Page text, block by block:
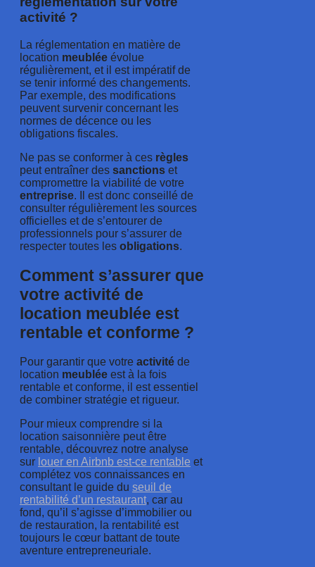
activité ?
La réglementation en matière de
location meublée évolue
régulièrement, et il est impératif de
se tenir informé des changements.
Par exemple, des modifications
peuvent survenir concernant les
normes de décence ou les
obligations fiscales.
Ne pas se conformer à ces règles
peut entraîner des sanctions et
compromettre la viabilité de votre
entreprise. Il est donc conseillé de
consulter régulièrement les sources
officielles et de s’entourer de
professionnels pour s’assurer de
respecter toutes les obligations.
Comment s’assurer que
votre activité de
location meublée est
rentable et conforme ?
Pour garantir que votre activité de
location meublée est à la fois
rentable et conforme, il est essentiel
de combiner stratégie et rigueur.
Pour mieux comprendre si la
location saisonnière peut être
rentable, découvrez notre analyse
sur louer en Airbnb est-ce rentable et
complétez vos connaissances en
consultant le guide du seuil de
rentabilité d’un restaurant, car au
fond, qu’il s’agisse d’immobilier ou
de restauration, la rentabilité est
toujours le cœur battant de toute
aventure entrepreneuriale.